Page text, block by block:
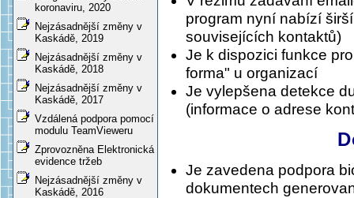
koronaviru, 2020
Nejzásadnější změny v
Kaskádě, 2019
Nejzásadnější změny v
Kaskádě, 2018
Nejzásadnější změny v
Kaskádě, 2017
Vzdálená podpora pomocí
modulu TeamVieweru
Zprovozněna Elektronická
evidence tržeb
Nejzásadnější změny v
Kaskádě, 2016
program nyní nabízí
souvisejících kontaktů)
Je k dispozici funkce
forma" u organizací
Je vylepšena detekce
(informace o adrese
Je zavedena podpora
dokumentech